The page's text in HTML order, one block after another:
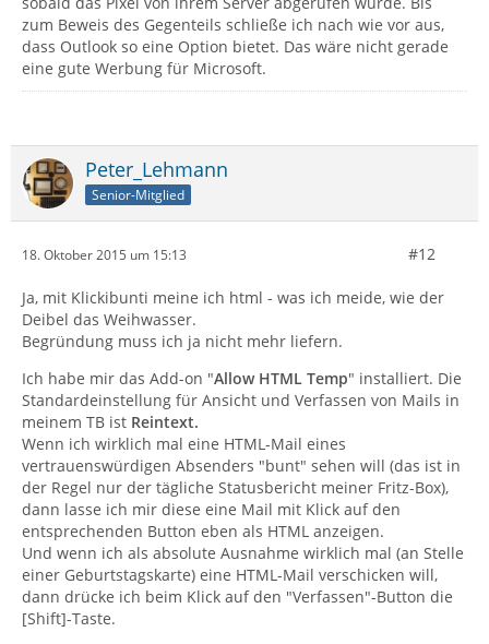
zum Beweis des Gegenteils schließe ich nach wie vor aus,
dass Outlook so eine Option bietet. Das wäre nicht gerade
eine gute Werbung für Microsoft.
Peter_Lehmann
Senior-Mitglied
18. Oktober 2015 um 15:13 #12
Ja, mit Klickibunti meine ich html - was ich meide, wie der
Deibel das Weihwasser.
Begründung muss ich ja nicht mehr liefern.
Ich habe mir das Add-on "Allow HTML Temp" installiert. Die
Standardeinstellung für Ansicht und Verfassen von Mails in
meinem TB ist Reintext.
Wenn ich wirklich mal eine HTML-Mail eines
vertrauenswürdigen Absenders "bunt" sehen will (das ist in
der Regel nur der tägliche Statusbericht meiner Fritz-Box),
dann lasse ich mir diese eine Mail mit Klick auf den
entsprechenden Button eben als HTML anzeigen.
Und wenn ich als absolute Ausnahme wirklich mal (an Stelle
einer Geburtstagskarte) eine HTML-Mail verschicken will,
dann drücke ich beim Klick auf den "Verfassen"-Button die
[Shift]-Taste.